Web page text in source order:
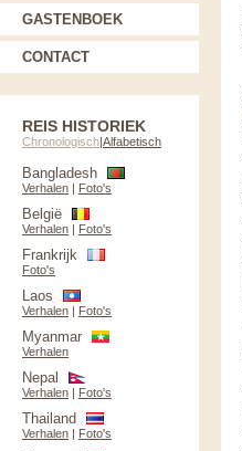
GASTENBOEK
CONTACT
REIS HISTORIEK
Chronologisch|Alfabetisch
Bangladesh
Verhalen | Foto's
België
Verhalen | Foto's
Frankrijk
Foto's
Laos
Verhalen | Foto's
Myanmar
Verhalen
Nepal
Verhalen | Foto's
Thailand
Verhalen | Foto's